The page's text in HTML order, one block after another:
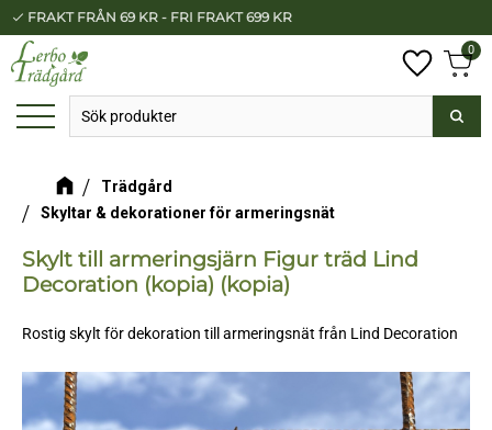
Meny
check FRAKT FRÅN 69 KR - FRI FRAKT 699 KR
check BETALA SÄKERT MED KLARNA
0
Trädgård
Skyltar & dekorationer för armeringsnät
Skylt till armeringsjärn Figur träd Lind
Decoration (kopia) (kopia)
Rostig skylt för dekoration till armeringsnät från Lind Decoration